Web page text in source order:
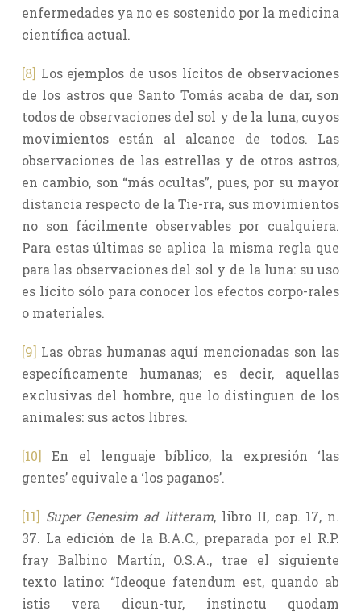
enfermedades ya no es sostenido por la medicina
científica actual.
[8] Los ejemplos de usos lícitos de observaciones
de los astros que Santo Tomás acaba de dar, son
todos de observaciones del sol y de la luna, cuyos
movimientos están al alcance de todos. Las
observaciones de las estrellas y de otros astros,
en cambio, son “más ocultas”, pues, por su mayor
distancia respecto de la Tie-rra, sus movimientos
no son fácilmente observables por cualquiera.
Para estas últimas se aplica la misma regla que
para las observaciones del sol y de la luna: su uso
es lícito sólo para conocer los efectos corpo-rales
o materiales.
[9] Las obras humanas aquí mencionadas son las
específicamente humanas; es decir, aquellas
exclusivas del hombre, que lo distinguen de los
animales: sus actos libres.
[10]
En el lenguaje bíblico, la expresión ‘las
gentes’ equivale a ‘los paganos’.
[11] Super Genesim ad litteram, libro II, cap. 17, n.
37. La edición de la B.A.C., preparada por el R.P.
fray Balbino Martín, O.S.A., trae el siguiente
texto latino: “Ideoque fatendum est, quando ab
istis vera dicun-tur, instinctu quodam